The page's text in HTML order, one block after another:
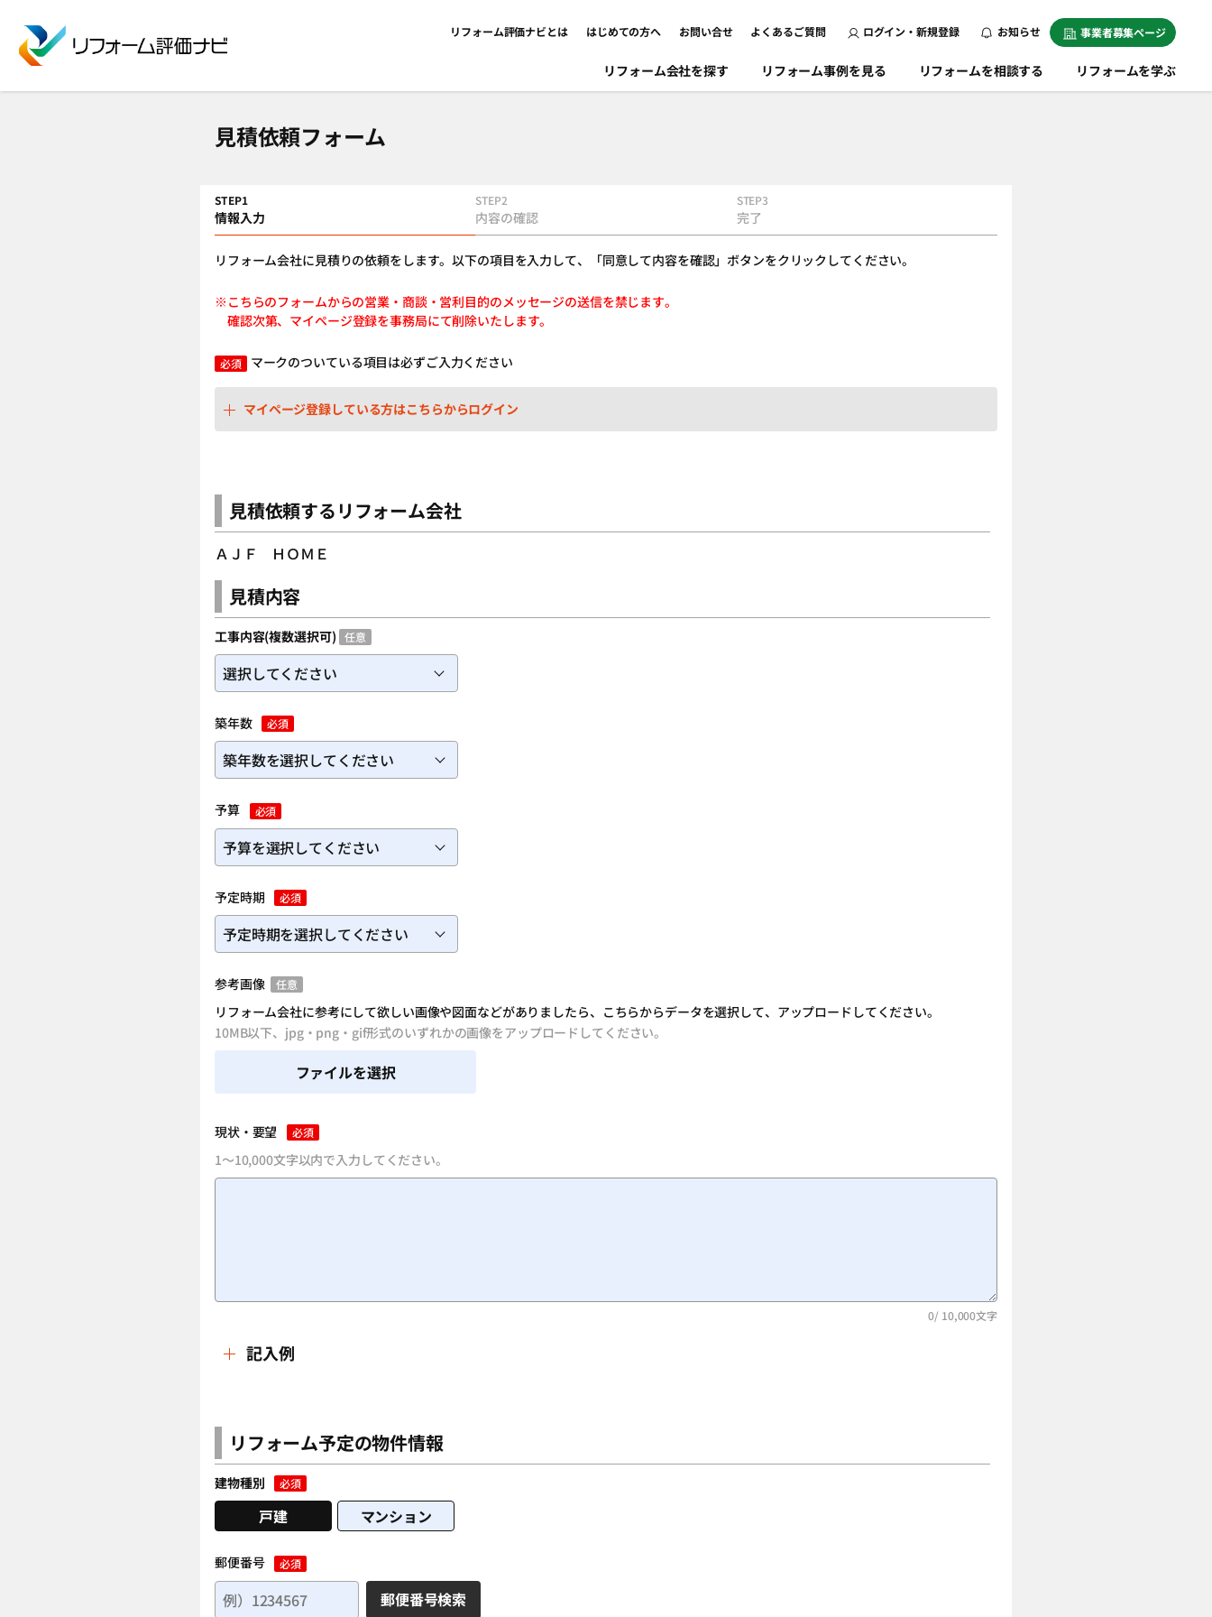
リフォーム評価ナビとは はじめての方へ お問い合せ よくあるご質問 ログイン・新規登録 お知らせ 事業者募集ページ
リフォーム会社を探す リフォーム事例を見る リフォームを相談する リフォームを学ぶ
見積依頼フォーム
STEP1
情報入力
STEP2
内容の確認
STEP3
完了
リフォーム会社に見積りの依頼をします。以下の項目を入力して、「同意して内容を確認」ボタンをクリックしてください。
※こちらのフォームからの営業・商談・営利目的のメッセージの送信を禁じます。
確認次第、マイページ登録を事務局にて削除いたします。
必須 マークのついている項目は必ずご入力ください
マイページ登録している方はこちらからログイン
見積依頼するリフォーム会社
ＡＪＦ ＨＯＭＥ
見積内容
工事内容(複数選択可) 任意
選択してください
築年数 必須
予算 必須
予定時期 必須
参考画像 任意
リフォーム会社に参考にして欲しい画像や図面などがありましたら、こちらからデータを選択して、アップロードしてください。
10MB以下、jpg・png・gif形式のいずれかの画像をアップロードしてください。
ファイルを選択
現状・要望 必須
1～10,000文字以内で入力してください。
0/ 10,000文字
記入例
和室を洋室にリフォームしたいと思っています。
年数がたっているため、襖や畳も傷んでおり、この機会に、フローリングにしたり、クロスを張り替えるなど、きれいにできればと思って
います。
リフォームを考えている部屋は、木造2階建ての2階、広さは8畳あります。
現在は寝室として利用しています。
＜記入するポイント＞
リフォーム予定の物件情報
建物種別 必須
戸建 マンション
郵便番号 必須
郵便番号検索